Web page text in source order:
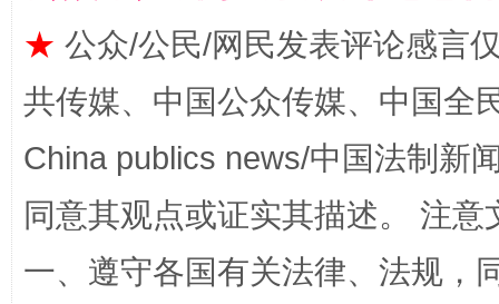
★ 公众/公民/网民发表评论感言
共传媒、中国公众传媒、中国全
China publics news/中国法制新
同意其观点或证实其描述。 注
一、遵守各国有关法律、法规，